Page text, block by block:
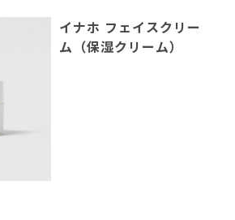
イナホ フェイスクリー
ム（保湿クリーム）